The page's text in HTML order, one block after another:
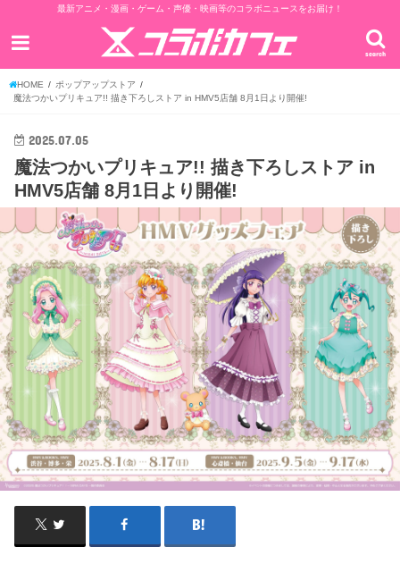
最新アニメ・漫画・ゲーム・声優・映画等のコラボニュースをお届け！
search
HOME
ポップアップストア
魔法つかいプリキュア!! 描き下ろしストア in HMV5店舗 8月1日より開催!
2025.07.05
魔法つかいプリキュア!! 描き下ろしストア in
HMV5店舗 8月1日より開催!